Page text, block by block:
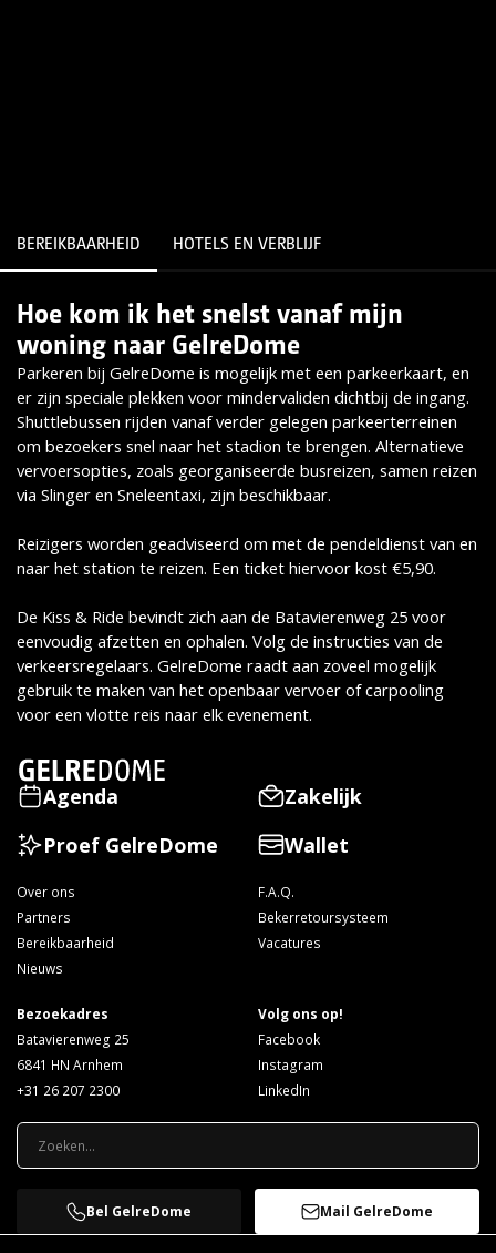
Lees meer
BEREIKBAARHEID HOTELS EN VERBLIJF
Hoe kom ik het snelst vanaf mijn
woning naar GelreDome
Parkeren bij GelreDome is mogelijk met een parkeerkaart, en
er zijn speciale plekken voor mindervaliden dichtbij de ingang.
Shuttlebussen rijden vanaf verder gelegen parkeerterreinen
om bezoekers snel naar het stadion te brengen. Alternatieve
vervoersopties, zoals georganiseerde busreizen, samen reizen
via Slinger en Sneleentaxi, zijn beschikbaar.
Reizigers worden geadviseerd om met de pendeldienst van en
naar het station te reizen. Een ticket hiervoor kost €5,90.
De Kiss & Ride bevindt zich aan de Batavierenweg 25 voor
eenvoudig afzetten en ophalen. Volg de instructies van de
verkeersregelaars. GelreDome raadt aan zoveel mogelijk
gebruik te maken van het openbaar vervoer of carpooling
voor een vlotte reis naar elk evenement.
Agenda
Zakelijk
Proef GelreDome
Wallet
Bel GelreDome Mail GelreDome
Over ons
Partners
Bereikbaarheid
Nieuws
F.A.Q.
Bekerretoursysteem
Vacatures
Bezoekadres
Batavierenweg 25
6841 HN Arnhem
+31 26 207 2300
Volg ons op!
Facebook
Instagram
LinkedIn